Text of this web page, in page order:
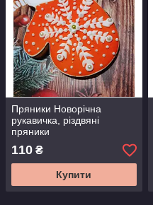
Пряники Новорічна
рукавичка, різдвяні
пряники
110 ₴
Купити